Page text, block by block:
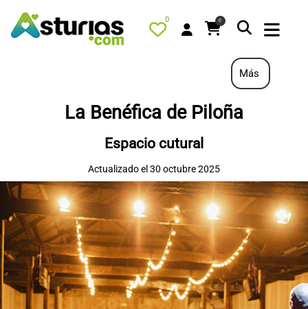
0 0
QUÉ HACER
ALOJAMIENTOS
RESTAURANTES
TURISMO ACTIVO
TIENDA
AGENDA
OFERTAS
Más
La Benéfica de Piloña
Espacio cutural
Actualizado el 30 octubre 2025